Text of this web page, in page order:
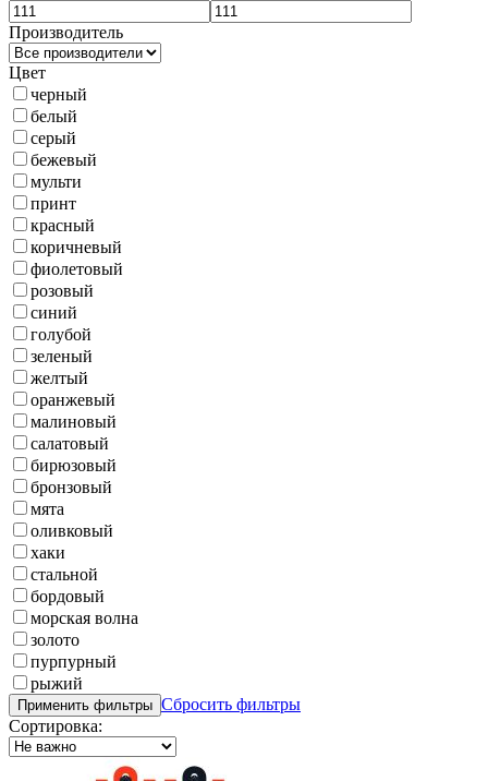
Производитель
Цвет
черный
белый
серый
бежевый
мульти
принт
красный
коричневый
фиолетовый
розовый
синий
голубой
зеленый
желтый
оранжевый
малиновый
салатовый
бирюзовый
бронзовый
мята
оливковый
хаки
стальной
бордовый
морская волна
золото
пурпурный
рыжий
Применить фильтры Сбросить фильтры
Сортировка: